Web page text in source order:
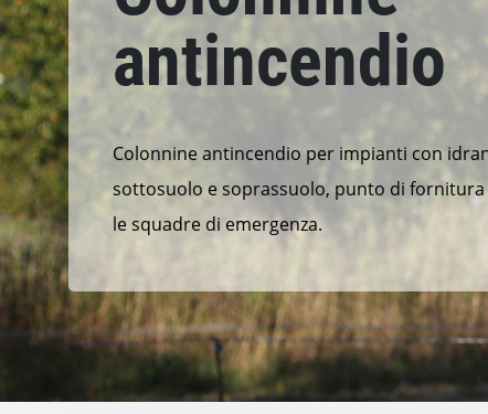
antincendio
Colonnine antincendio per impianti con
sottosuolo e soprassuolo, punto di
le squadre di emergenza.